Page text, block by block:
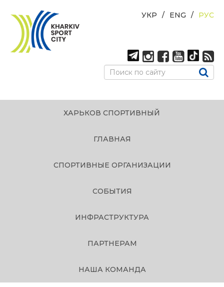
РУС
ENG
УКР
ХАРЬКОВ СПОРТИВНЫЙ
ГЛАВНАЯ
СПОРТИВНЫЕ ОРГАНИЗАЦИИ
СОБЫТИЯ
ИНФРАСТРУКТУРА
ПАРТНЕРАМ
НАША КОМАНДА